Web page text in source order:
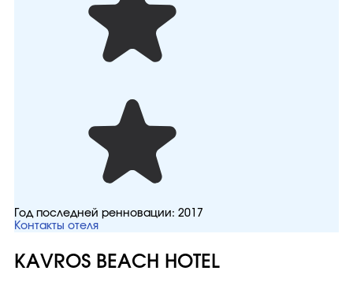
Год последней ренновации: 2017
Контакты отеля
KAVROS BEACH HOTEL